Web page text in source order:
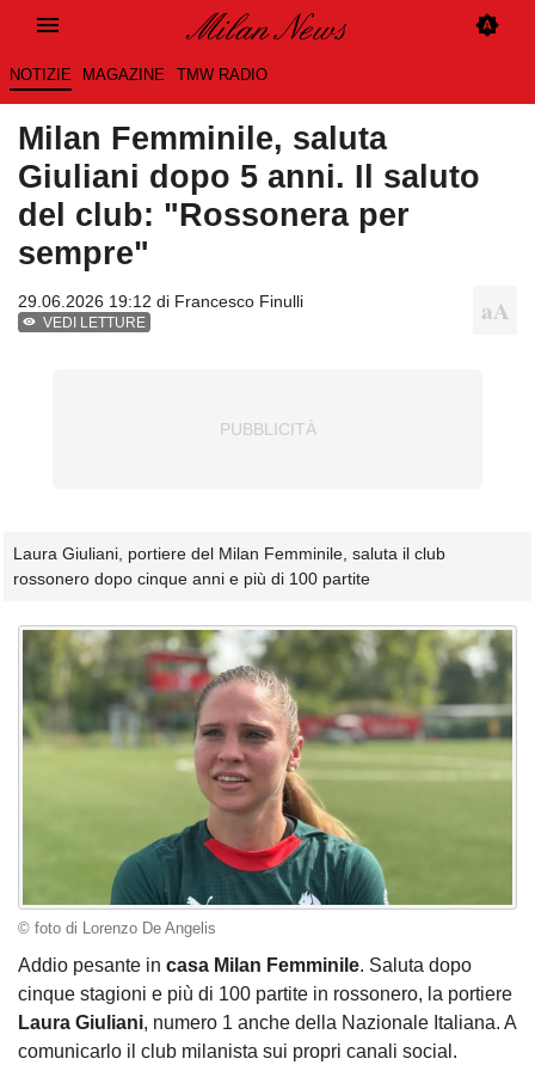
NOTIZIE MAGAZINE TMW RADIO
Milan Femminile, saluta
Giuliani dopo 5 anni. Il saluto
del club: "Rossonera per
sempre"
29.06.2026 19:12 di Francesco Finulli
VEDI LETTURE
Laura Giuliani, portiere del Milan Femminile, saluta il club
rossonero dopo cinque anni e più di 100 partite
© foto di Lorenzo De Angelis
Addio pesante in casa Milan Femminile. Saluta dopo
cinque stagioni e più di 100 partite in rossonero, la portiere
Laura Giuliani, numero 1 anche della Nazionale Italiana. A
comunicarlo il club milanista sui propri canali social.